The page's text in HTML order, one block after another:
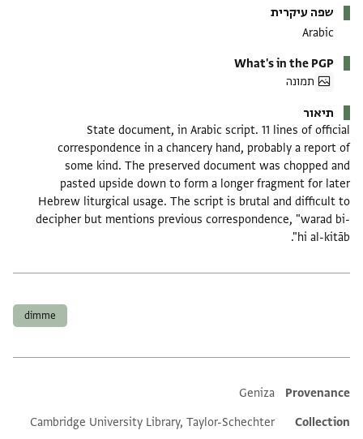
שפה עיקרית
Arabic
What's in the PGP
תמונה
תיאור
State document, in Arabic script. 11 lines of official
correspondence in a chancery hand, probably a report of
some kind. The preserved document was chopped and
pasted upside down to form a longer fragment for later
Hebrew liturgical usage. The script is brutal and difficult to
decipher but mentions previous correspondence, "warad bi-
hi al-kitāb".
dimme
Additional metadata
Provenance
Geniza
Collection
Cambridge University Library, Taylor-Schechter